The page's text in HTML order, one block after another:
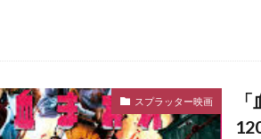
スプラッター映画